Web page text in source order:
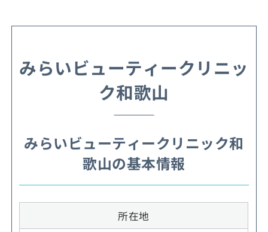
みらいビューティークリニッ
ク和歌山
みらいビューティークリニック和
歌山の基本情報
所在地